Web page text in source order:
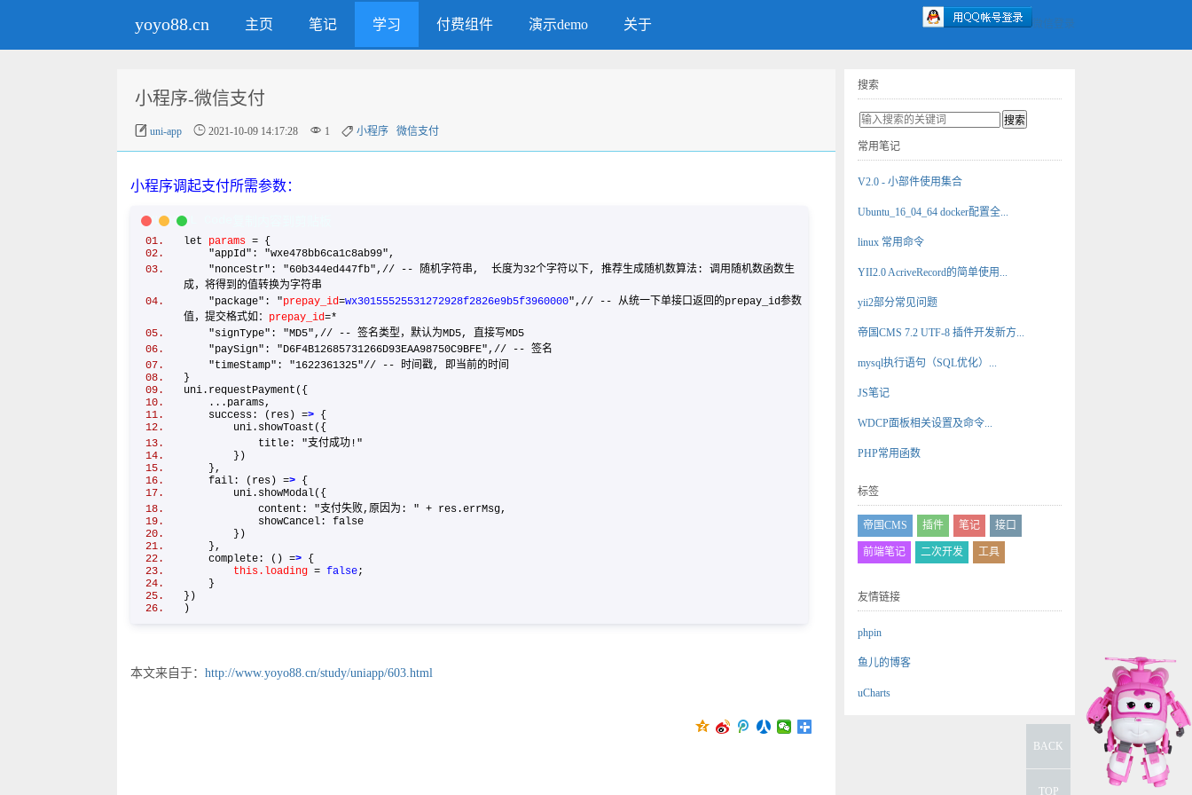
yoyo88.cn 主页 笔记 学习 付费组件 演示demo 关于 微信登录
小程序-微信支付
 uni-app  2021-10-09 14:17:28  1  小程序 微信支付
小程序调起支付所需参数：
XML/HTML Code
let params = {
"appId": "wxe478bb6ca1c8ab99",
"nonceStr": "60b344ed447fb",// -- 随机字符串, 长度为32个字符以下, 推荐生成随机数算法: 调用随机数函数生
成，将得到的值转换为字符串
"package": "prepay_id=wx30155525531272928f2826e9b5f3960000",// -- 从统一下单接口返回的prepay_id参数
值，提交格式如： prepay_id=*
"signType": "MD5",// -- 签名类型，默认为MD5, 直接写MD5
"paySign": "D6F4B12685731266D93EAA98750C9BFE",// -- 签名
"timeStamp": "1622361325"// -- 时间戳, 即当前的时间
}
uni.requestPayment({
...params,
success: (res) => {
uni.showToast({
title: "支付成功!"
})
},
fail: (res) => {
uni.showModal({
content: "支付失败,原因为: " + res.errMsg,
showCancel: false
})
},
complete: () => {
this.loading = false;
}
})
)
本文来自于： http://www.yoyo88.cn/study/uniapp/603.html
搜索
常用笔记
V2.0 - 小部件使用集合
Ubuntu_16_04_64 docker配置全...
linux 常用命令
YII2.0 AcriveRecord的简单使用...
yii2部分常见问题
帝国CMS 7.2 UTF-8 插件开发新方...
mysql执行语句（SQL优化）...
JS笔记
WDCP面板相关设置及命令...
PHP常用函数
标签
帝国CMS 插件 笔记 接口
前端笔记 二次开发 工具
友情链接
phpin
鱼儿的博客
uCharts
BACK
TOP